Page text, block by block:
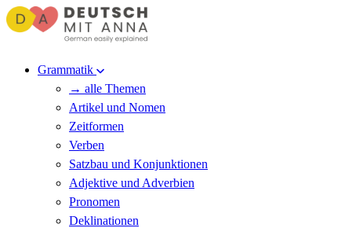
Grammatik
→ alle Themen
Artikel und Nomen
Zeitformen
Verben
Satzbau und Konjunktionen
Adjektive und Adverbien
Pronomen
Deklinationen